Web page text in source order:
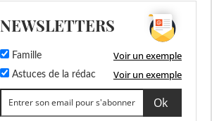
NEWSLETTERS
Famille Voir un exemple
Astuces de la rédac Voir un exemple